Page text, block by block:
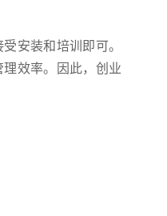
安装和培训即可。
效率。因此，创业